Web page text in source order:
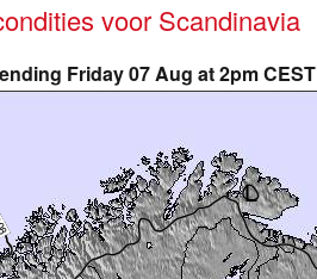
voor Scandinavia
Friday 07 Aug at 2pm CEST